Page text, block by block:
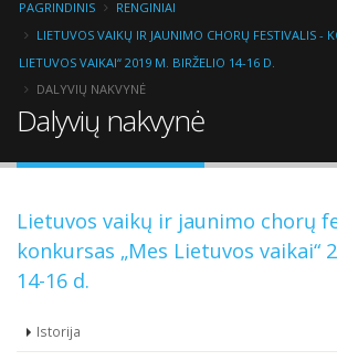
PAGRINDINIS
RENGINIAI
LIETUVOS VAIKŲ IR JAUNIMO CHORŲ FESTIVALIS -
LIETUVOS VAIKAI“ 2019 M. BIRŽELIO 14-16 D.
DALYVIŲ NAKVYNĖ
Dalyvių nakvynė
Lietuvos vaikų ir jaunimo chorų
konkursas „Mes Lietuvos vaikai“
14-16 d.
Istorija